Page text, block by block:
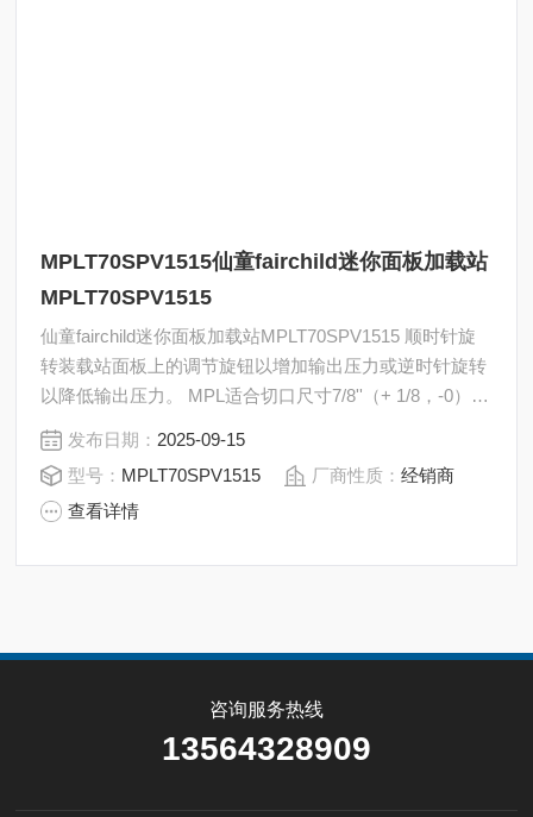
MPLT70SPV1515仙童fairchild迷你面板加载站
MPLT70SPV1515
仙童fairchild迷你面板加载站MPLT70SPV1515 顺时针旋
转装载站面板上的调节旋钮以增加输出压力或逆时针旋转
以降低输出压力。 MPL适合切口尺寸7/8''（+ 1/8，-0）x
3-3 / 8“（+ 1/8，-0） MPLT适合每个SAMA标准RC 12-3-
1962的切割尺寸2-1 / 2“（+1 / 2，-0）方形
发布日期： 2025-09-15
型号： MPLT70SPV1515 厂商性质：经销商
查看详情
咨询服务热线
13564328909